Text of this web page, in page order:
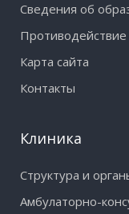
Сведения об
Карта сайта
Контакты
Клиника
Структура и
Амбулаторно-